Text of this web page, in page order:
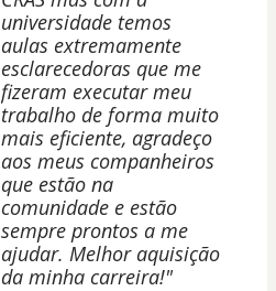
universidade temos
aulas extremamente
esclarecedoras que me
fizeram executar meu
trabalho de forma muito
mais eficiente, agradeço
aos meus companheiros
que estão na
comunidade e estão
sempre prontos a me
ajudar. Melhor aquisição
da minha carreira!"